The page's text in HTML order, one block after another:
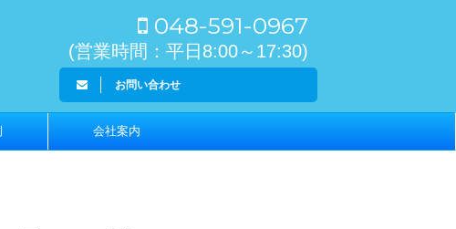
048-591-0967
(営業時間：平日8:00～17:30)
お問い合わせ
会社案内